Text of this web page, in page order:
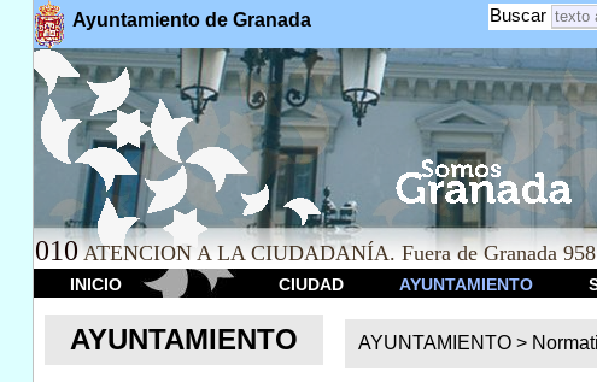
Ayuntamiento de Granada Buscar
010 ATENCION A LA CIUDADANÍA. Fuera de Granada
INICIO CIUDAD AYUNTAMIENTO
AYUNTAMIENTO AYUNTAMIENTO >